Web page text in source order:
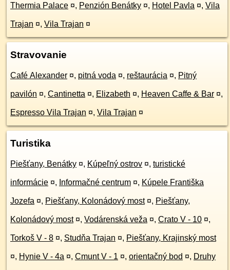
Thermia Palace ¤, Penzión Benátky ¤, Hotel Pavla ¤, Vila
Trajan ¤, Vila Trajan ¤
Stravovanie
Café Alexander ¤, pitná voda ¤, reštaurácia ¤, Pitný
pavilón ¤, Cantinetta ¤, Elizabeth ¤, Heaven Caffe & Bar ¤,
Espresso Vila Trajan ¤, Vila Trajan ¤
Turistika
Piešťany, Benátky ¤, Kúpeľný ostrov ¤, turistické
informácie ¤, Informačné centrum ¤, Kúpele Františka
Jozefa ¤, Piešťany, Kolonádový most ¤, Piešťany,
Kolonádový most ¤, Vodárenská veža ¤, Crato V - 10 ¤,
Torkoš V - 8 ¤, Studňa Trajan ¤, Piešťany, Krajinský most
¤, Hynie V - 4a ¤, Cmunt V - 1 ¤, orientačný bod ¤, Druhy